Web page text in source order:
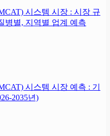
시스템 시장 : 시장 규
병별, 지역별 업계 예측
시스템 시장 예측 : 기
2035년)